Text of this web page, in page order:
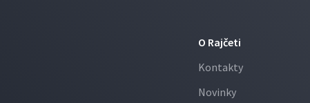
O Rajčeti
Kontakty
Novinky